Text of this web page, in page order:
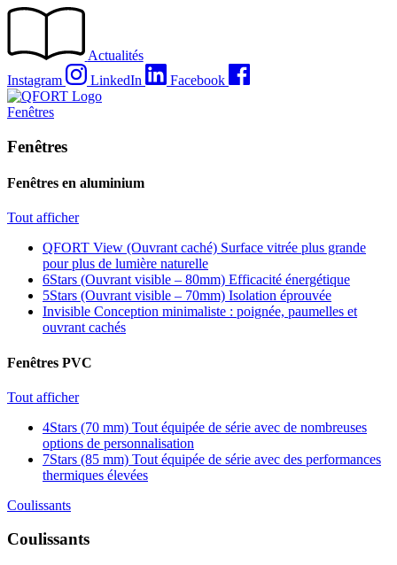
Passer
Actualités
Instagram
LinkedIn Facebook
Fenêtres
Fenêtres
Fenêtres en aluminium
Tout afficher
QFORT View (Ouvrant caché) Surface vitrée plus grande
pour plus de lumière naturelle
6Stars (Ouvrant visible – 80mm) Efficacité énergétique
5Stars (Ouvrant visible – 70mm) Isolation éprouvée
Invisible Conception minimaliste : poignée, paumelles et
ouvrant cachés
Fenêtres PVC
Tout afficher
4Stars (70 mm) Tout équipée de série avec de nombreuses
options de personnalisation
7Stars (85 mm) Tout équipée de série avec des performances
thermiques élevées
Coulissants
Coulissants